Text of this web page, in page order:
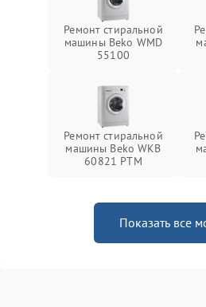
Ремонт стиральной
машины Beko WMD
55100
Ремонт стиральной
машины Beko WKB
60821 PTМ
Показать все